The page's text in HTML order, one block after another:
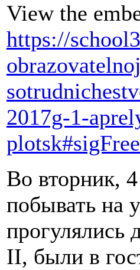
View the
https://
2017g-1-
Во вторник,
побывать на
прогулялись
II, были в